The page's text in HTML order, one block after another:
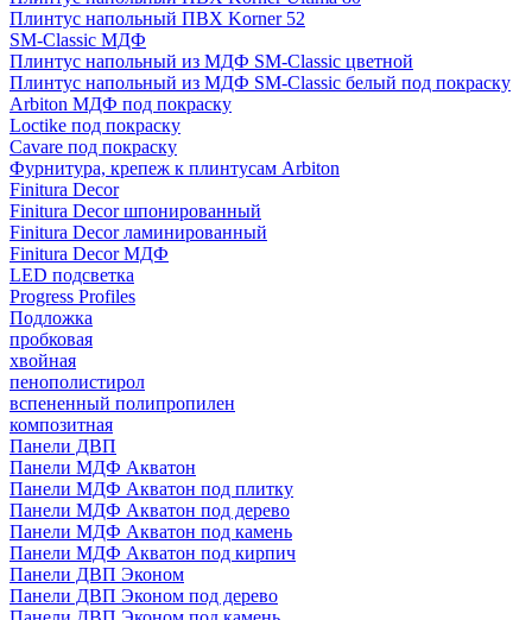
Плинтус напольный ПВХ Korner 52
SM-Classic МДФ
Плинтус напольный из МДФ SM-Classic цветной
Плинтус напольный из МДФ SM-Classic белый под покраску
Arbiton МДФ под покраску
Loctike под покраску
Cavare под покраску
Фурнитура, крепеж к плинтусам Arbiton
Finitura Decor
Finitura Decor шпонированный
Finitura Decor ламинированный
Finitura Decor МДФ
LED подсветка
Progress Profiles
Подложка
пробковая
хвойная
пенополистирол
вспененный полипропилен
композитная
Панели ДВП
Панели МДФ Акватон
Панели МДФ Акватон под плитку
Панели МДФ Акватон под дерево
Панели МДФ Акватон под камень
Панели МДФ Акватон под кирпич
Панели ДВП Эконом
Панели ДВП Эконом под дерево